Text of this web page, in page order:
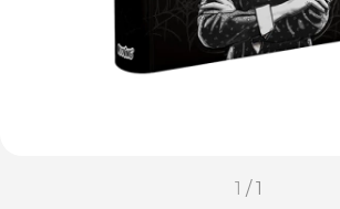
1 /1